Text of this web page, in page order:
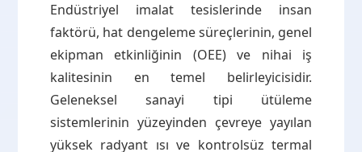
Endüstriyel imalat tesislerinde insan
faktörü, hat dengeleme süreçlerinin, genel
ekipman etkinliğinin (OEE) ve nihai iş
kalitesinin en temel belirleyicisidir.
Geleneksel sanayi tipi ütüleme
sistemlerinin yüzeyinden çevreye yayılan
yüksek radyant ısı ve kontrolsüz termal